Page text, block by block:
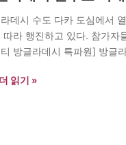
데시 수도 다카 도심에서
따라 행진하고 있다. 참가자
방글라데시 특파원] 방글
더 읽기 »